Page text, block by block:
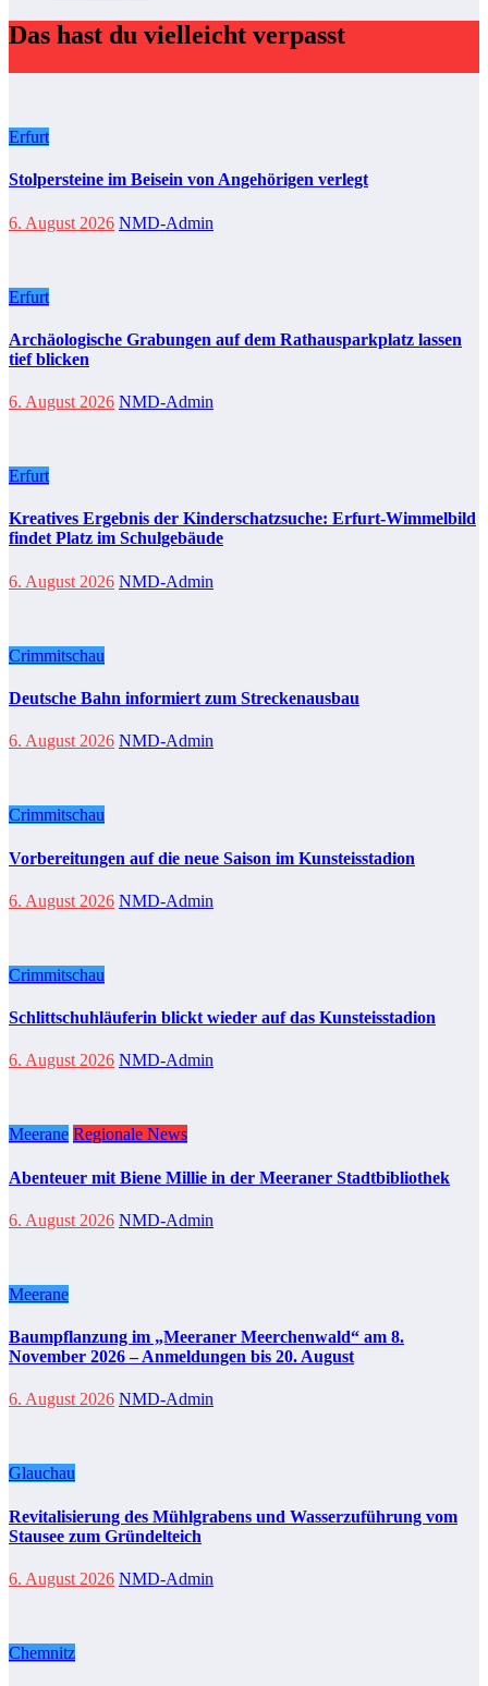
Das hast du vielleicht verpasst
Erfurt
Stolpersteine im Beisein von Angehörigen verlegt
6. August 2026 NMD-Admin
Erfurt
Archäologische Grabungen auf dem Rathausparkplatz lassen
tief blicken
6. August 2026 NMD-Admin
Erfurt
Kreatives Ergebnis der Kinderschatzsuche: Erfurt-Wimmelbild
findet Platz im Schulgebäude
6. August 2026 NMD-Admin
Crimmitschau
Deutsche Bahn informiert zum Streckenausbau
6. August 2026 NMD-Admin
Crimmitschau
Vorbereitungen auf die neue Saison im Kunsteisstadion
6. August 2026 NMD-Admin
Crimmitschau
Schlittschuhläuferin blickt wieder auf das Kunsteisstadion
6. August 2026 NMD-Admin
Meerane Regionale News
Abenteuer mit Biene Millie in der Meeraner Stadtbibliothek
6. August 2026 NMD-Admin
Meerane
Baumpflanzung im „Meeraner Meerchenwald“ am 8.
November 2026 – Anmeldungen bis 20. August
6. August 2026 NMD-Admin
Glauchau
Revitalisierung des Mühlgrabens und Wasserzuführung vom
Stausee zum Gründelteich
6. August 2026 NMD-Admin
Chemnitz